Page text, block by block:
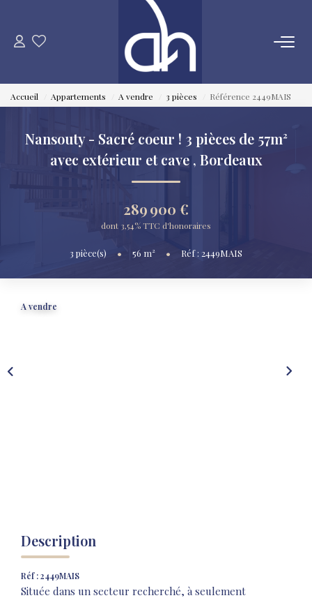
VENTE
ESTIMATION
LOCATION
QUI SOMMES NOUS
Accueil Appartements A vendre 3 pièces Référence 2449MAIS
Nansouty - Sacré coeur ! 3 pièces de 57m²
avec extérieur et cave , Bordeaux
289 900 €
dont 3,54% TTC d'honoraires
3 pièce(s) • 56 m² • Réf : 2449MAIS
A vendre
Description
Réf : 2449MAIS
Située dans un secteur recherché, à seulement